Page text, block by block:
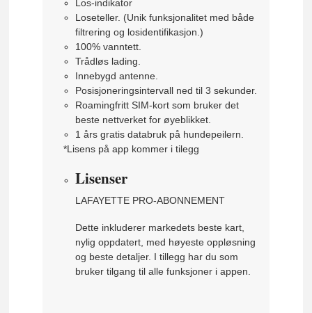
Los-indikator
Loseteller. (Unik funksjonalitet med både
filtrering og losidentifikasjon.)
100% vanntett.
Trådløs lading.
Innebygd antenne.
Posisjoneringsintervall ned til 3 sekunder.
Roamingfritt SIM-kort som bruker det
beste nettverket for øyeblikket.
1 års gratis databruk på hundepeilern.
*Lisens på app kommer i tilegg
Lisenser
LAFAYETTE PRO-ABONNEMENT
Dette inkluderer markedets beste kart,
nylig oppdatert, med høyeste oppløsning
og beste detaljer. I tillegg har du som
bruker tilgang til alle funksjoner i appen.